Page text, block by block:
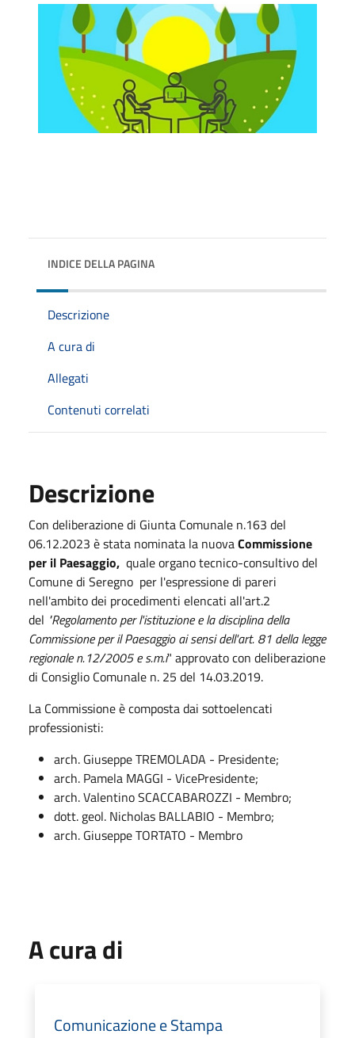
INDICE DELLA PAGINA
Descrizione
A cura di
Allegati
Contenuti correlati
Descrizione
Con deliberazione di Giunta Comunale n.163 del
06.12.2023 è stata nominata la nuovaCommissione
per il Paesaggio, quale organo tecnico-consultivo del
Comune di Seregno per l'espressione di pareri
nell'ambito dei procedimenti elencati all'art.2
del "Regolamento per l'istituzione e la disciplina della
Commissione per il Paesaggio ai sensi dell'art. 81 della legge
regionale n.12/2005 e s.m.i" approvato con deliberazione
di Consiglio Comunale n. 25 del 14.03.2019.
La Commissione è composta dai sottoelencati
professionisti:
arch. Giuseppe TREMOLADA - Presidente;
arch. Pamela MAGGI - VicePresidente;
arch. Valentino SCACCABAROZZI - Membro;
dott. geol. Nicholas BALLABIO - Membro;
arch. Giuseppe TORTATO - Membro
A cura di
Comunicazione e Stampa